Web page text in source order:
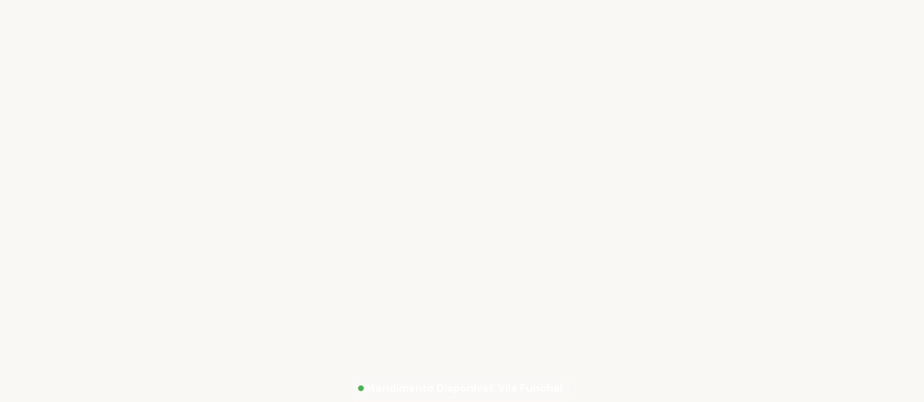
Atendimento Disponível: Vila Funchal